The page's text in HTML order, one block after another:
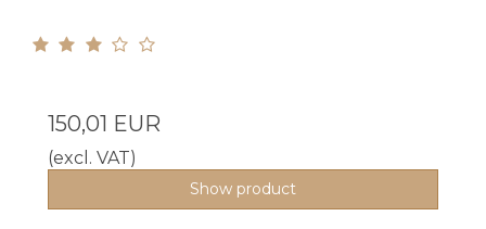
150,01 EUR
(excl. VAT)
Show product